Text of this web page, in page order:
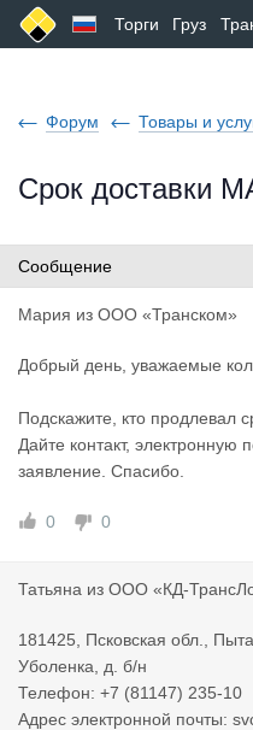
Торги Груз
Форум Товары и
Срок доставки
Сообщение
Мария из ООО «Транском»
Добрый день, уважаемые
Подскажите, кто продлевал
Дайте контакт, электронную
заявление. Спасибо.
0 0
Татьяна из ООО «КД-
181425, Псковская обл.,
Уболенка, д. б/н
Телефон: +7 (81147) 235-10
Адрес электронной почты: